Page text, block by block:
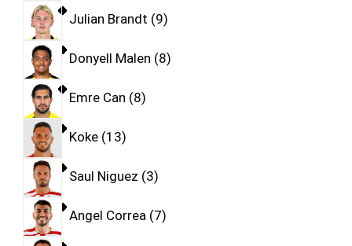
Julian Brandt 9
Donyell Malen 8
Emre Can 8
Koke 13
Saul Niguez 3
Angel Correa 7